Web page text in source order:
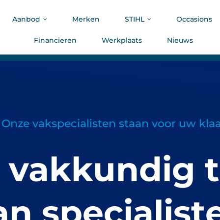
Aanbod Merken STIHL Occasions
Financieren Werkplaats Nieuws
Onze vakspecialisten staan voor uw
vakkundig